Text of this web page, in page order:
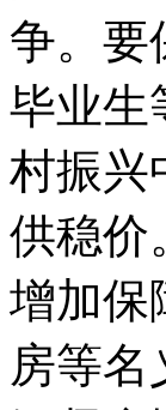
争。要
毕业生
村振兴
供稳价
增加保
房等